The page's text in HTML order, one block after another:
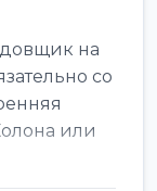
на
со
или